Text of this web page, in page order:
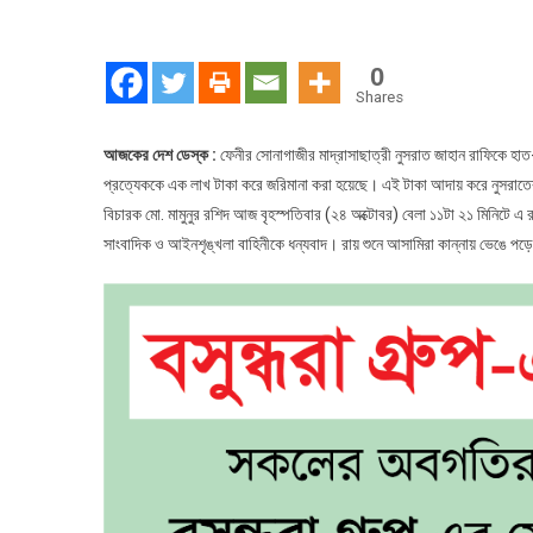
0
Shares
আজকের দেশ ডেস্ক : ফেনীর সোনাগাজীর মাদ্রাসাছাত্রী নুসরাত জাহান
প্রত্যেককে এক লাখ টাকা করে জরিমানা করা হয়েছে। এই টাকা আদায় করে
বিচারক মো. মামুনুর রশিদ আজ বৃহস্পতিবার (২৪ অক্টোবর) বেলা ১১টা ২১ মিনিটে এ
সাংবাদিক ও আইনশৃঙ্খলা বাহিনীকে ধন্যবাদ। রায় শুনে আসামিরা কান্নায় ভেঙে